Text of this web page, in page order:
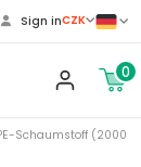
CZK
Sign in
0
Schaumstoff (2000